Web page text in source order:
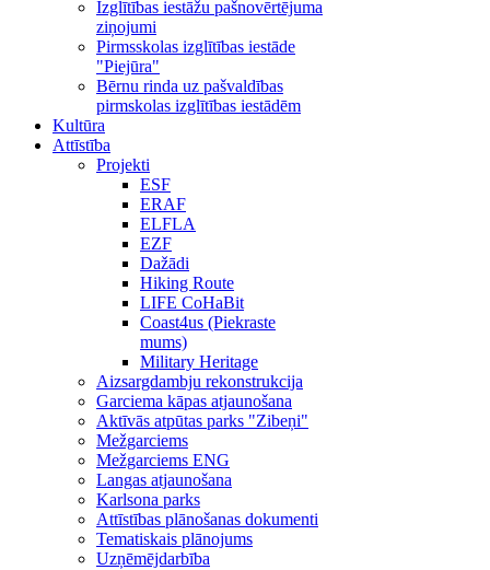
Izglītības iestāžu pašnovērtējuma
ziņojumi
Pirmsskolas izglītības iestāde
"Piejūra"
Bērnu rinda uz pašvaldības
pirmskolas izglītības iestādēm
Kultūra
Attīstība
Projekti
ESF
ERAF
ELFLA
EZF
Dažādi
Hiking Route
LIFE CoHaBit
Coast4us (Piekraste
mums)
Military Heritage
Aizsargdambju rekonstrukcija
Garciema kāpas atjaunošana
Aktīvās atpūtas parks "Zibeņi"
Mežgarciems
Mežgarciems ENG
Langas atjaunošana
Karlsona parks
Attīstības plānošanas dokumenti
Tematiskais plānojums
Uzņēmējdarbība